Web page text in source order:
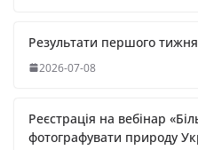
Результати першого
2026-07-08
Реєстрація на вебінар
фотографувати природу